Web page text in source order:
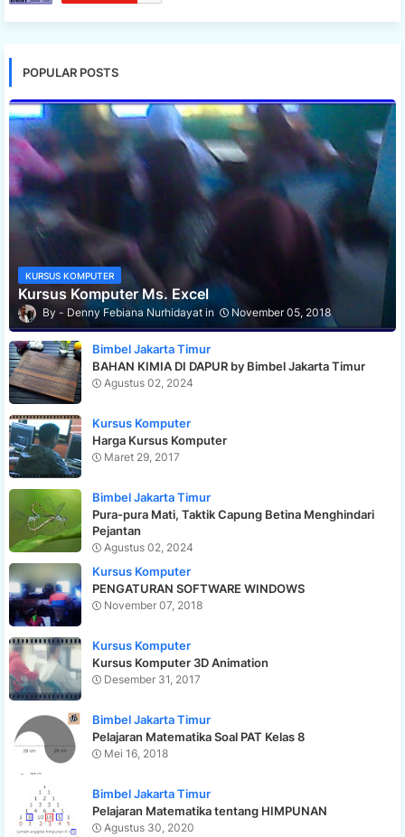
POPULAR POSTS
KURSUS KOMPUTER
Kursus Komputer Ms. Excel
Denny Febiana Nurhidayat November 05, 2018
Bimbel Jakarta Timur
BAHAN KIMIA DI DAPUR by Bimbel Jakarta Timur
Agustus 02, 2024
Kursus Komputer
Harga Kursus Komputer
Maret 29, 2017
Bimbel Jakarta Timur
Pura-pura Mati, Taktik Capung Betina Menghindari
Pejantan
Agustus 02, 2024
Kursus Komputer
PENGATURAN SOFTWARE WINDOWS
November 07, 2018
Kursus Komputer
Kursus Komputer 3D Animation
Desember 31, 2017
Bimbel Jakarta Timur
Pelajaran Matematika Soal PAT Kelas 8
Mei 16, 2018
Bimbel Jakarta Timur
Pelajaran Matematika tentang HIMPUNAN
Agustus 30, 2020